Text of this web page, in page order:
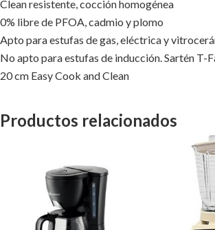
Cleanresistente, cocción homogénea
0% libre de PFOA, cadmio y plomo
Apto para estufas de gas, eléctrica y
No apto para estufas de inducción. Sartén T-
20 cm Easy Cook and Clean
Productos relacionados